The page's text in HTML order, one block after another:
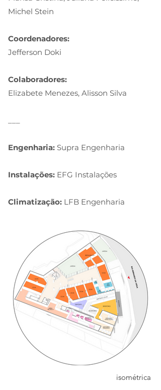
Michel Stein
Coordenadores:
Jefferson Doki
Colaboradores:
Elizabete Menezes, Alisson Silva
Engenharia: Supra Engenharia
Instalações: EFG Instalações
Climatização: LFB Engenharia
isométrica